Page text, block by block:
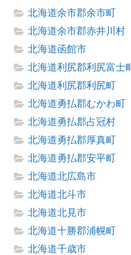
北海道余市郡余市町
北海道余市郡赤井川村
北海道函館市
北海道利尻郡利尻富士町
北海道利尻郡利尻町
北海道勇払郡むかわ町
北海道勇払郡占冠村
北海道勇払郡厚真町
北海道勇払郡安平町
北海道北広島市
北海道北斗市
北海道北見市
北海道十勝郡浦幌町
北海道千歳市